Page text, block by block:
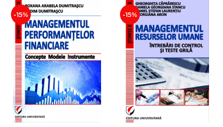
-15% -15%